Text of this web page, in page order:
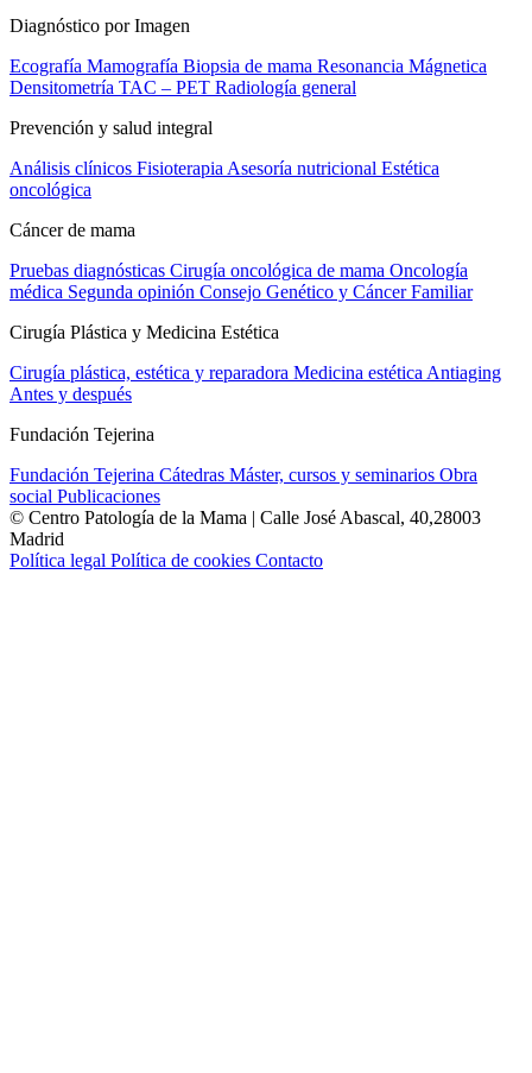
Diagnóstico por Imagen
Ecografía Mamografía Biopsia de mama Resonancia Mágnetica
Densitometría TAC – PET Radiología general
Prevención y salud integral
Análisis clínicos Fisioterapia Asesoría nutricional Estética
oncológica
Cáncer de mama
Pruebas diagnósticas Cirugía oncológica de mama Oncología
médica Segunda opinión Consejo Genético y Cáncer Familiar
Cirugía Plástica y Medicina Estética
Cirugía plástica, estética y reparadora Medicina estética Antiaging
Antes y después
Fundación Tejerina
Fundación Tejerina Cátedras Máster, cursos y seminarios Obra
social Publicaciones
© Centro Patología de la Mama | Calle José Abascal, 40,28003
Madrid
Política legal Política de cookies Contacto